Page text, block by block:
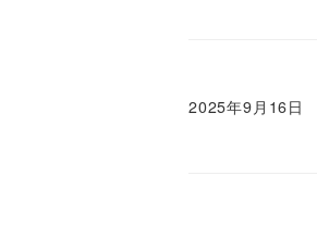
2025年9月16日